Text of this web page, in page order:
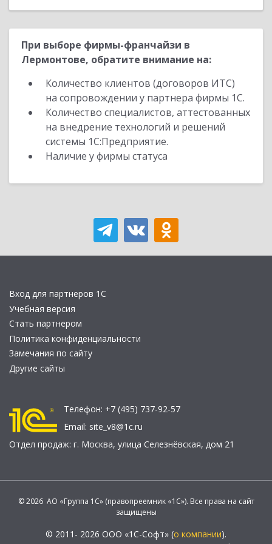
При выборе фирмы-франчайзи в
Лермонтове, обратите внимание на:
Количество клиентов (договоров ИТС)
на сопровождении у партнера фирмы 1С.
Количество специалистов, аттестованных
на внедрение технологий и решений
системы 1С:Предприятие.
Наличие у фирмы статуса
Вход для партнеров 1С
Учебная версия
Стать партнером
Политика конфиденциальности
Замечания по сайту
Другие сайты
Телефон: +7 (495) 737-92-57
Email: site_v8@1c.ru
Отдел продаж: г. Москва, улица Селезнёвская, дом 21
© 2026 АО «Группа 1С» (правопреемник «1С»). Все права на сайт
защищены
© 2011- 2026 ООО «1С-Софт» (о компании).